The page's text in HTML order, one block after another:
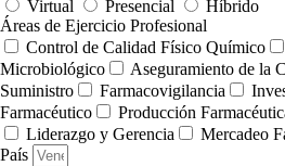
Virtual
Presencial
Híbrido
Áreas de Ejercicio Profesional
Control de Calidad Físico Químico
Microbiológico
Aseguramiento de la
Suministro
Farmacovigilancia
Farmacéutico
Producción
Liderazgo y Gerencia
Mercadeo
País